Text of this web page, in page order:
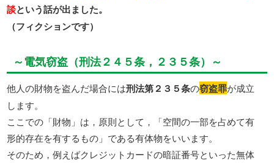
談という話が出ました。
（フィクションです）
～電気窃盗（刑法２４５条，２３５条）～
他人の財物を盗んだ場合には刑法第２３５条の窃盗罪が成立
します。
ここでの「財物」は，原則として，「空間の一部を占めて有
形的存在を有するもの」である有体物をいいます。
そのため，例えばクレジットカードの暗証番号といった無体